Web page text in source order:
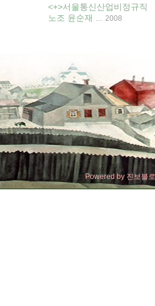
<+>서울통신산업비정규직
노조 윤순재 ...
2008
Powered by 진보블